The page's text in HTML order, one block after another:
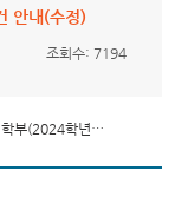
안내(수정)
조회수: 7194
입학년도별 복수전공, 부전공 이수요건_경영학부(2024학년도 입학자 포함).pdf (66KB)